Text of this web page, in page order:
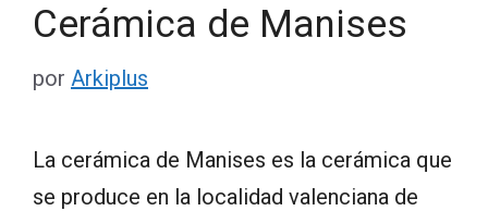
Cerámica de Manises
por Arkiplus
La cerámica de Manises es la cerámica que
se produce en la localidad valenciana de